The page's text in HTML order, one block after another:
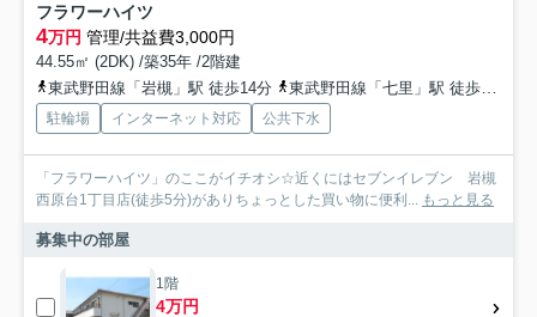
フラワーハイツ
4万円 管理/共益費3,000円
44.55㎡ (2DK) /築35年 /2階建
東武野田線「岩槻」駅 徒歩14分
東武野田線「七里」駅 徒歩38分
駐輪場 インターネット対応 公共下水
「フラワーハイツ」のここがイチオシ☆近くにはセブンイレブン 岩槻
西原台1丁目店(徒歩5分)がありちょっとした買い物に便利...
もっと見る
募集中の部屋
1階
4万円